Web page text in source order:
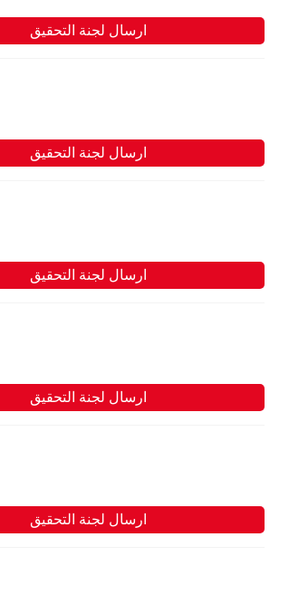
ارسال لجنة التحقيق
ارسال لجنة التحقيق
ارسال لجنة التحقيق
ارسال لجنة التحقيق
ارسال لجنة التحقيق